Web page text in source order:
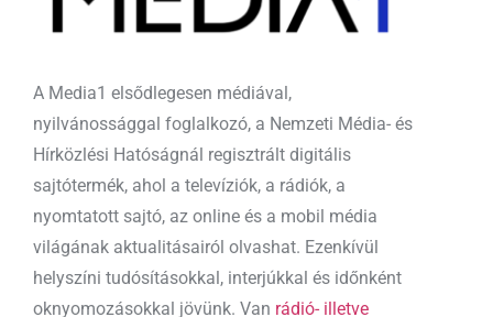
A Media1 elsődlegesen médiával,
nyilvánossággal foglalkozó, a Nemzeti Média- és
Hírközlési Hatóságnál regisztrált digitális
sajtótermék, ahol a televíziók, a rádiók, a
nyomtatott sajtó, az online és a mobil média
világának aktualitásairól olvashat. Ezenkívül
helyszíni tudósításokkal, interjúkkal és időnként
oknyomozásokkal jövünk. Van rádió- illetve